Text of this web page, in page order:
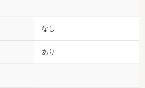
なし
あり